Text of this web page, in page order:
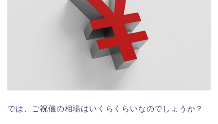
では、ご祝儀の相場はいくらくらいなのでしょうか？